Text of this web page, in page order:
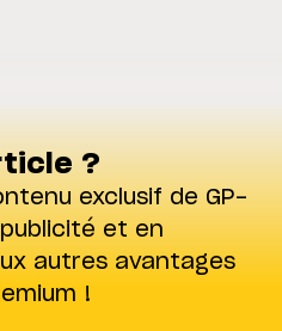
?
exclusif de GP-
et en
autres avantages
!